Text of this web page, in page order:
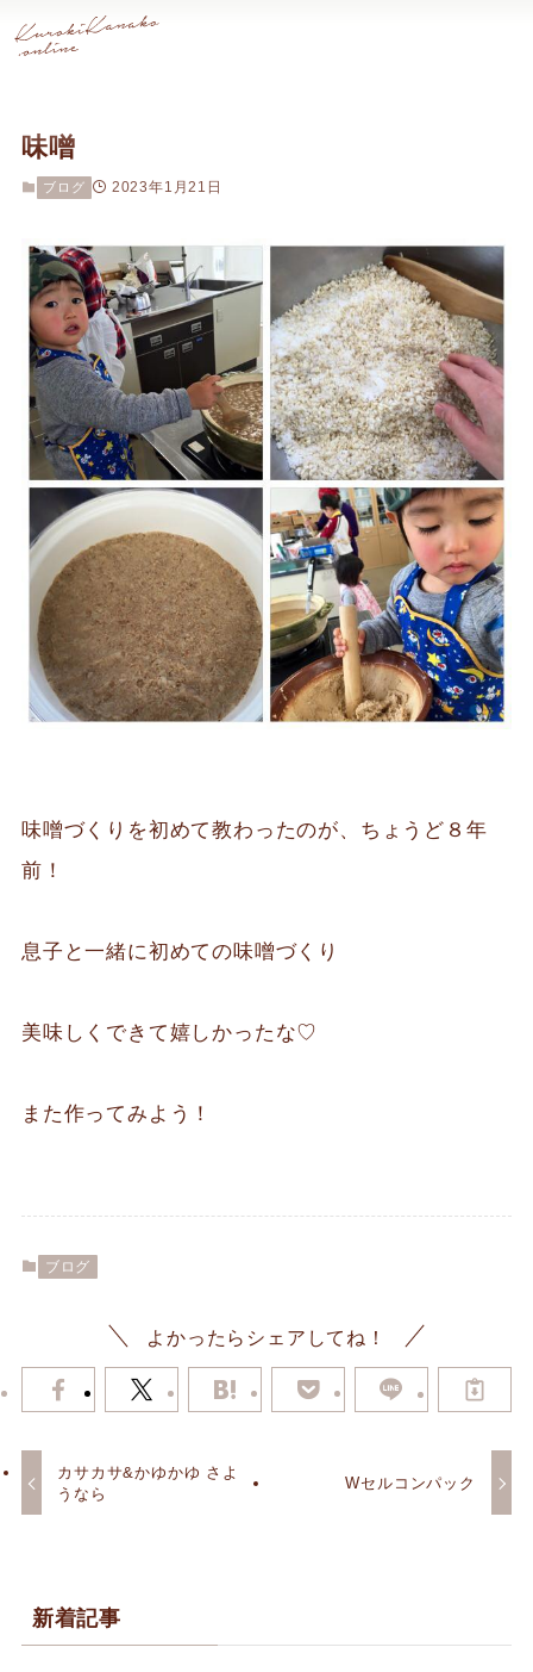
味噌
ブログ 2023年1月21日
味噌づくりを初めて教わったのが、ちょうど８年
前！
息子と一緒に初めての味噌づくり
美味しくできて嬉しかったな♡
また作ってみよう！
ブログ
よかったらシェアしてね！
カサカサ&かゆかゆ さよ
うなら
Wセルコンパック
新着記事